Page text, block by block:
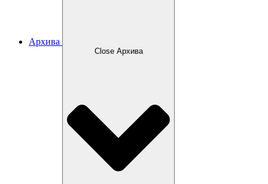
Архива
Close Архива